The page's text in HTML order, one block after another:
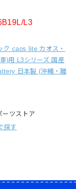
L3
ク caos lite カオス・
)用 L3シリーズ 国産
日本製 (沖縄・離
ーツストア
探す